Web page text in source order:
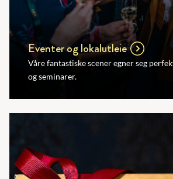
Eventer og lokalutleie
Våre fantastiske scener egner seg
og seminarer.